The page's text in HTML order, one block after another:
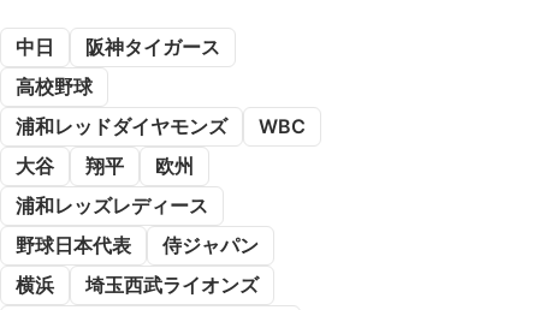
中日
阪神タイガース
高校野球
浦和レッドダイヤモンズ
WBC
大谷
翔平
欧州
浦和レッズレディース
野球日本代表
侍ジャパン
横浜
埼玉西武ライオンズ